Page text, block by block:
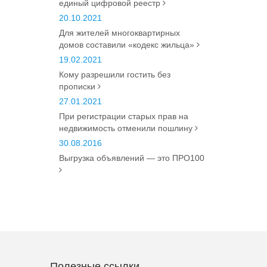
единый цифровой реестр
20.10.2021
Для жителей многоквартирных
домов составили «кодекс жильца»
19.02.2021
Кому разрешили гостить без
прописки
27.01.2021
При регистрации старых прав на
недвижимость отменили пошлину
30.08.2016
Выгрузка объявлений — это ПРО100